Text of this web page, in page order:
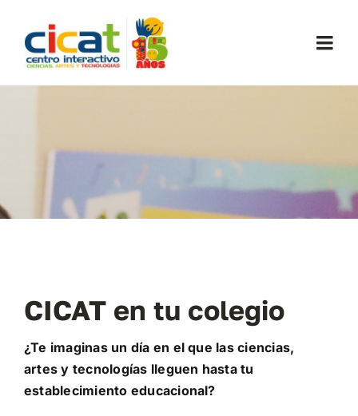
content
Planifica tu visita
Noticias
Contáctanos
CICAT en tu colegio
¿Te imaginas un día en el que las ciencias,
artes y tecnologías lleguen hasta tu
establecimiento educacional?